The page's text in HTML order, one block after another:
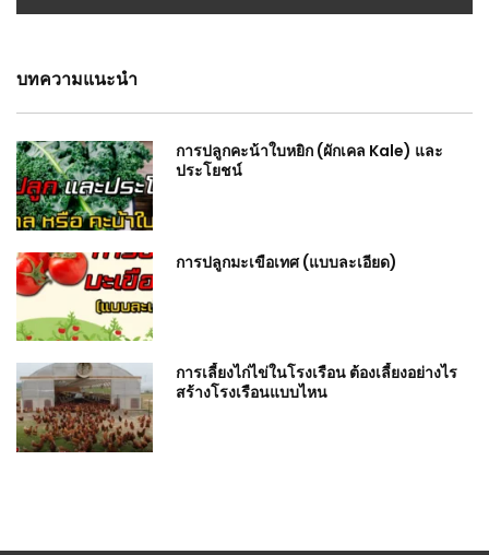
บทความแนะนำ
การปลูกคะน้าใบหยิก (ผักเคล Kale) และ
ประโยชน์
การปลูกมะเขือเทศ (แบบละเอียด)
การเลี้ยงไก่ไข่ในโรงเรือน ต้องเลี้ยงอย่างไร
สร้างโรงเรือนแบบไหน